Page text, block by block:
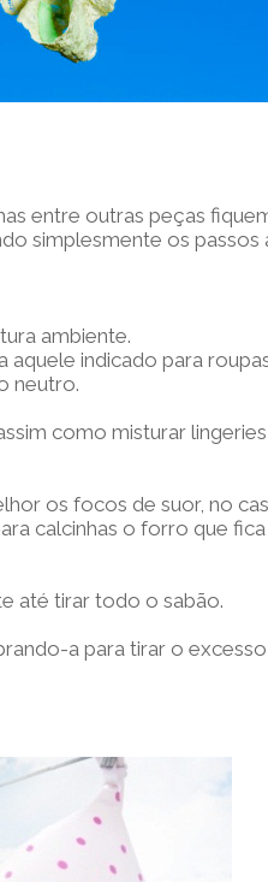
entre outras peças
simplesmente os passos
ambiente.
aquele indicado para
neutro.
como misturar
os focos de suor, no
calcinhas o forro que
até tirar todo o sabão.
a para tirar o